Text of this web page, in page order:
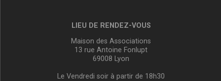
LIEU DE RENDEZ-VOUS
Maison des Associations
13 rue Antoine Fonlupt
69008 Lyon
Le Vendredi soir à partir de 18h30